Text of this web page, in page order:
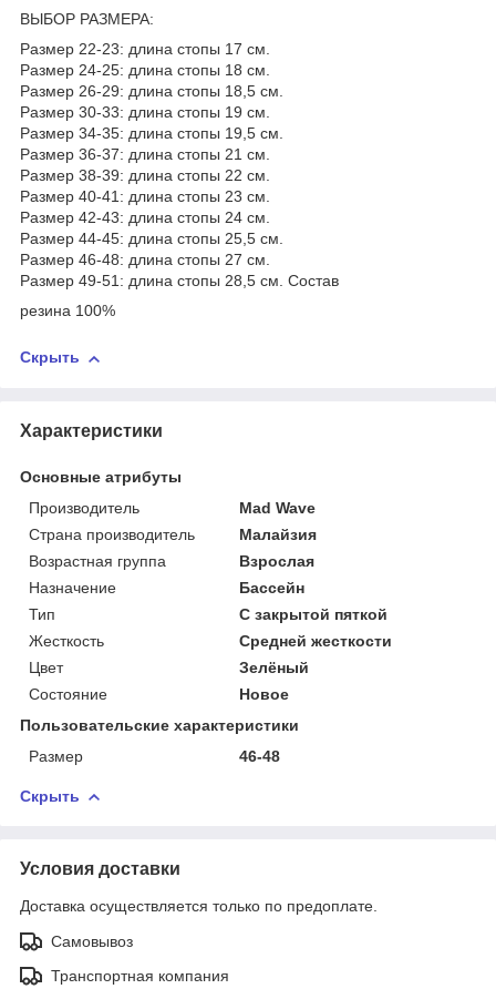
ВЫБОР РАЗМЕРА:
Размер 22-23: длина стопы 17 см.
Размер 24-25: длина стопы 18 см.
Размер 26-29: длина стопы 18,5 см.
Размер 30-33: длина стопы 19 см.
Размер 34-35: длина стопы 19,5 см.
Размер 36-37: длина стопы 21 см.
Размер 38-39: длина стопы 22 см.
Размер 40-41: длина стопы 23 см.
Размер 42-43: длина стопы 24 см.
Размер 44-45: длина стопы 25,5 см.
Размер 46-48: длина стопы 27 см.
Размер 49-51: длина стопы 28,5 см. Состав
резина 100%
Скрыть
Характеристики
Основные атрибуты
Производитель
Mad Wave
Страна производитель
Малайзия
Возрастная группа
Взрослая
Назначение
Бассейн
Тип
С закрытой пяткой
Жесткость
Средней жесткости
Цвет
Зелёный
Состояние
Новое
Пользовательские характеристики
Размер
46-48
Скрыть
Условия доставки
Доставка осуществляется только по предоплате.
Самовывоз
Транспортная компания